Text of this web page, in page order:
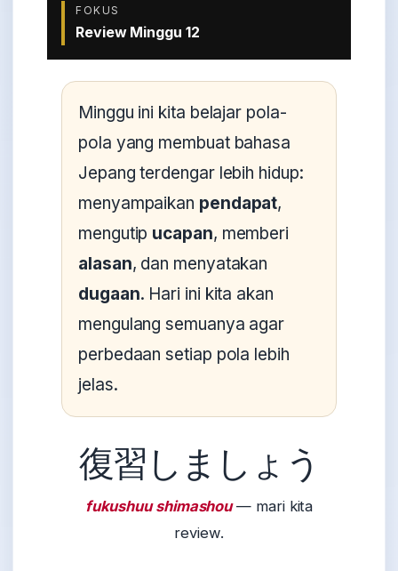
FOKUS
Review Minggu 12
Minggu ini kita belajar pola-
pola yang membuat bahasa
Jepang terdengar lebih hidup:
menyampaikan pendapat,
mengutip ucapan, memberi
alasan, dan menyatakan
dugaan. Hari ini kita akan
mengulang semuanya agar
perbedaan setiap pola lebih
jelas.
復習しましょう
fukushuu shimashou— mari kita
review.